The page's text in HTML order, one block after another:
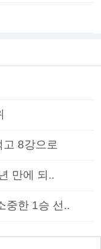
8강으로
만에 되..
중한 1승 선..